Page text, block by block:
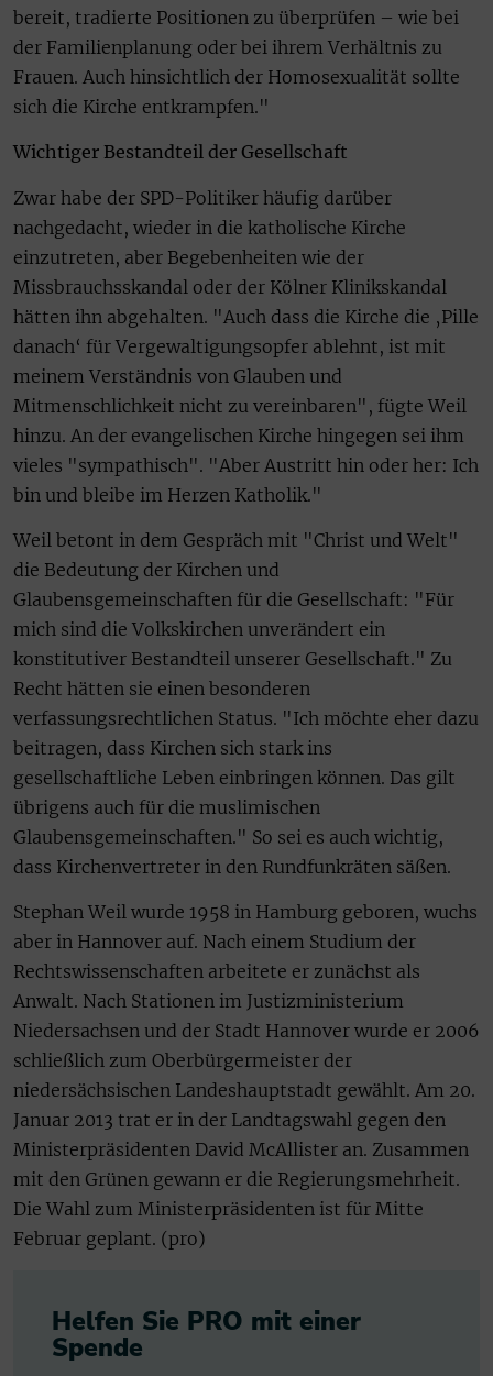
bereit, tradierte Positionen zu überprüfen – wie bei
der Familienplanung oder bei ihrem Verhältnis zu
Frauen. Auch hinsichtlich der Homosexualität sollte
sich die Kirche entkrampfen."
Wichtiger Bestandteil der Gesellschaft
Zwar habe der SPD-Politiker häufig darüber
nachgedacht, wieder in die katholische Kirche
einzutreten, aber Begebenheiten wie der
Missbrauchsskandal oder der Kölner Klinikskandal
hätten ihn abgehalten. "Auch dass die Kirche die ‚Pille
danach‘ für Vergewaltigungsopfer ablehnt, ist mit
meinem Verständnis von Glauben und
Mitmenschlichkeit nicht zu vereinbaren", fügte Weil
hinzu. An der evangelischen Kirche hingegen sei ihm
vieles "sympathisch". "Aber Austritt hin oder her: Ich
bin und bleibe im Herzen Katholik."
Weil betont in dem Gespräch mit "Christ und Welt"
die Bedeutung der Kirchen und
Glaubensgemeinschaften für die Gesellschaft: "Für
mich sind die Volkskirchen unverändert ein
konstitutiver Bestandteil unserer Gesellschaft." Zu
Recht hätten sie einen besonderen
verfassungsrechtlichen Status. "Ich möchte eher dazu
beitragen, dass Kirchen sich stark ins
gesellschaftliche Leben einbringen können. Das gilt
übrigens auch für die muslimischen
Glaubensgemeinschaften." So sei es auch wichtig,
dass Kirchenvertreter in den Rundfunkräten säßen.
Stephan Weil wurde 1958 in Hamburg geboren, wuchs
aber in Hannover auf. Nach einem Studium der
Rechtswissenschaften arbeitete er zunächst als
Anwalt. Nach Stationen im Justizministerium
Niedersachsen und der Stadt Hannover wurde er 2006
schließlich zum Oberbürgermeister der
niedersächsischen Landeshauptstadt gewählt. Am 20.
Januar 2013 trat er in der Landtagswahl gegen den
Ministerpräsidenten David McAllister an. Zusammen
mit den Grünen gewann er die Regierungsmehrheit.
Die Wahl zum Ministerpräsidenten ist für Mitte
Februar geplant. (pro)
Helfen Sie PRO mit einer
Spende